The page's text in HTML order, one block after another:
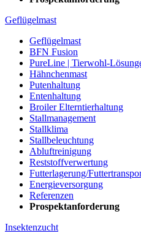
Geflügelmast
Geflügelmast
BFN Fusion
PureLine | Tierwohl-
Hähnchenmast
Putenhaltung
Entenhaltung
Broiler Elterntierhaltung
Stallmanagement
Stallklima
Stallbeleuchtung
Abluftreinigung
Reststoffverwertung
Futterlagerung/
Energieversorgung
Referenzen
Prospektanforderung
Insektenzucht